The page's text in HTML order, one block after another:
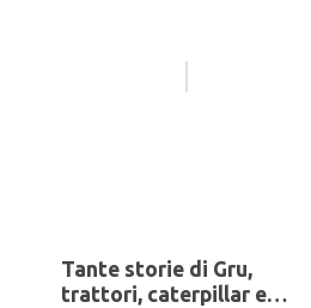
Tante storie di Gru,
trattori, caterpillar e…